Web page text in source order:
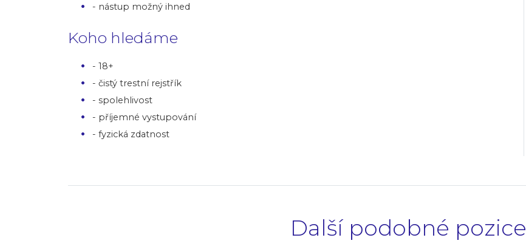
- nástup možný ihned
Koho hledáme
- 18+
- čistý trestní rejstřík
- spolehlivost
- příjemné vystupování
- fyzická zdatnost
Další podobné pozice